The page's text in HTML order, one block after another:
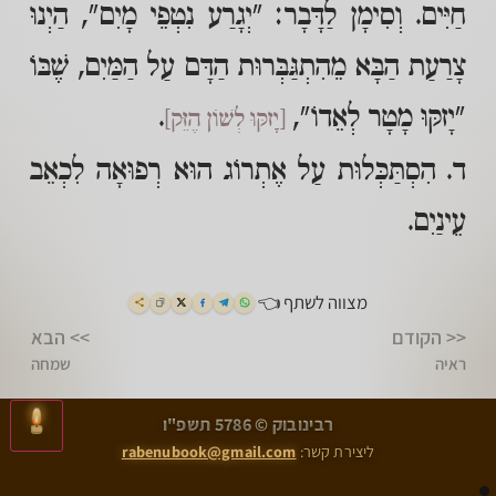
חַיִּים. וְסִימָן לַדָּבָר: "יְגָרַע נִטְפֵי מָיִם", הַיְנוּ
צָרַעַת הַבָּא מֵהִתְגַּבְּרוּת הַדָּם עַל הַמַּיִם, שֶׁבּוֹ
"יָזקּוּ מָטָר לְאֵדוֹ", [יָזקּוּ לְשׁוֹן הֶזֵּק] .
ד. הִסְתַּכְּלוּת עַל אֶתְרוֹג הוּא רְפוּאָה לִכְאֵב
עֵינַיִם.
מצווה לשתף 👈
<< הקודם
ראיה
>> הבא
שמחה
>
שמחה
רבינובוק © 5786 תשפ"ו
ליצירת קשר: rabenubook@gmail.com